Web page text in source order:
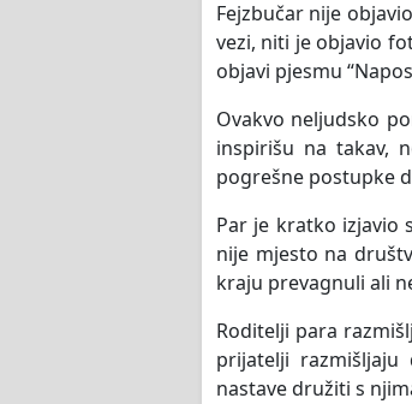
Fejzbučar nije
vezi, niti je objavio
objavi pjesmu
Ovakvo neljudsko
inspirišu na takav,
pogrešne postupke
Par je kratko izjavio
nije mjesto na
kraju prevagnuli ali
Roditelji para
prijatelji
nastave družiti s